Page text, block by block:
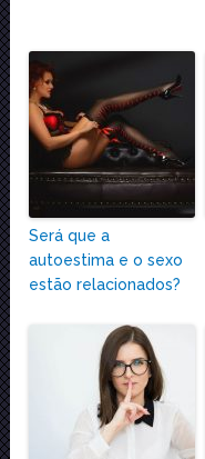
Será que a
autoestima e o sexo
estão relacionados?